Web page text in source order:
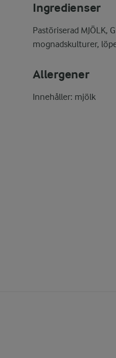
Ingredienser
Pastöriserad MJÖLK,
mognadskulturer,
Allergener
Innehåller: mjölk